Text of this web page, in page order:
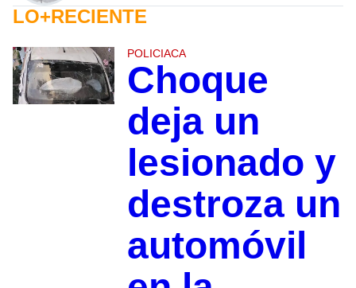
LO+RECIENTE
POLICIACA
Choque
deja un
lesionado y
destroza un
automóvil